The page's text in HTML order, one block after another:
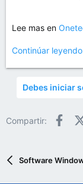
Lee mas en
Continúar
Debes iniciar
Compartir:
Software